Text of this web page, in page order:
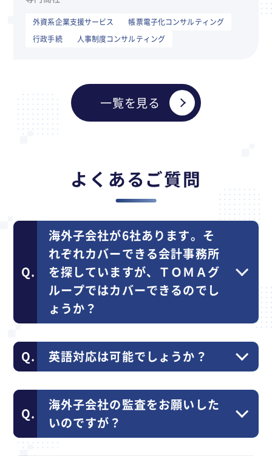
外資系企業支援サービス
帳票電子化コンサルティング
行政手続
人事制度コンサルティング
一覧を見る
よくあるご質問
海外子会社が6社あります。そ
れぞれカバーできる会計事務所
を探していますが、ＴＯＭＡグ
ループではカバーできるのでし
ょうか？
英語対応は可能でしょうか？
海外子会社の監査をお願いした
いのですが？